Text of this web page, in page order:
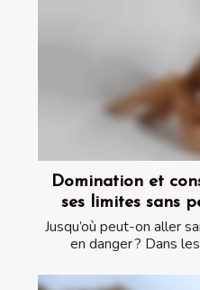
Domination et
ses limites sans
Jusqu’où peut-on aller
en danger ? Dans